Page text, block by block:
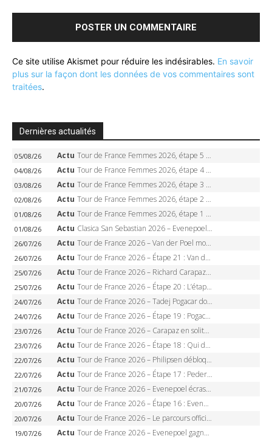
Ce site utilise Akismet pour réduire les indésirables. En savoir
plus sur la façon dont les données de vos commentaires sont
traitées.
Dernières actualités
05/08/26 Actu Tour de France Femmes 2026, étape 5 – Demi Vollering gagne à Belleville, Reusser en jaune, Ferrand-Prévot coule
04/08/26 Actu Tour de France Femmes 2026, étape 4 – Marlen Reusser écrase le chrono, Ferrand-Prévot en crise
03/08/26 Actu Tour de France Femmes 2026, étape 3 – Sigrid Haugset en solitaire, 88 km d’échappée, maillot jaune
02/08/26 Actu Tour de France Femmes 2026, étape 2 – Lorena Wiebes doublé à Genève, Markus héroïque, 7e record
01/08/26 Actu Tour de France Femmes 2026, étape 1 – Lorena Wiebes intouchable à Lausanne, premier maillot jaune
01/08/26 Actu Clasica San Sebastian 2026 – Evenepoel recordman, 4e victoire, Carapaz battu au sprint
26/07/26 Actu Tour de France 2026 – Van der Poel monumental à Paris, Pogacar égale le record des cinq sacres
26/07/26 Actu Tour de France 2026 – Étape 21 : Van der Poel, Pogacar, qui succédera à Wout van Aert sur les Champs-Elysées ?
25/07/26 Actu Tour de France 2026 – Richard Carapaz roi des Alpes, doublé et maillot à pois, Seixas perd le podium
25/07/26 Actu Tour de France 2026 – Étape 20 : L’étape reine, Galibier, Sarenne, Alpe d’Huez, qui succédera à Pogacar ?
24/07/26 Actu Tour de France 2026 – Tadej Pogacar dompte l’Alpe d’Huez, 5e victoire, record de Pantani pulvérisé
24/07/26 Actu Tour de France 2026 – Étape 19 : Pogacar peut-il enfin dompter l’Alpe d’Huez ?
23/07/26 Actu Tour de France 2026 – Carapaz en solitaire à Orcières-Merlette, Paret-Peintre à un point du maillot à pois
23/07/26 Actu Tour de France 2026 – Étape 18 : Qui domptera Orcières-Merlette, première marche vers l’Alpe d’Huez ?
22/07/26 Actu Tour de France 2026 – Philipsen débloque son compteur à Voiron, Pedersen en danger pour le maillot vert
22/07/26 Actu Tour de France 2026 – Étape 17 : Pedersen peut-il verrouiller le maillot vert à Voiron ?
21/07/26 Actu Tour de France 2026 – Evenepoel écrase le chrono d’Évian, Seixas 4e, Lipowitz abandonne
20/07/26 Actu Tour de France 2026 – Étape 16 : Evenepoel, Pogacar, Ganna… qui domptera le chrono d’Évian pour redessiner le podium ?
20/07/26 Actu Tour de France 2026 – Le parcours officiel complet : 21 étapes, profils, carte et dates
19/07/26 Actu Tour de France 2026 – Evenepoel gagne à Solaison, Vingegaard abandonne, Pogacar toujours en jaune